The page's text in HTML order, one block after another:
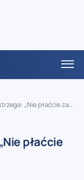
za niezamówione usługi Reizendeals.nl”
płaćcie